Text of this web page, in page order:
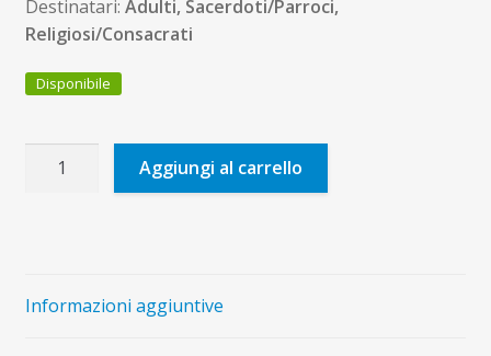
Destinatari: Adulti, Sacerdoti/Parroci,
Religiosi/Consacrati
Disponibile
quantità
Aggiungi al carrello
Informazioni aggiuntive